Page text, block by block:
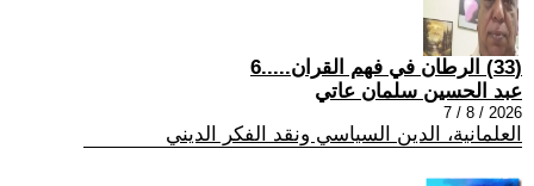
(33) الرطان في فهم القران.....6
عبد الحسين سلمان عاتي
2026 / 8 / 7
العلمانية، الدين السياسي ونقد الفكر الديني